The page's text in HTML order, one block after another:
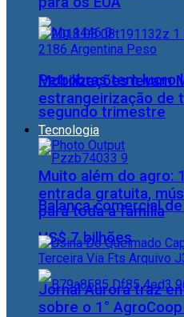
Petrobras tem lucro
segundo trimestre
Balança comercial
US$ 7 bilhões
Mobilizações levam
estrangeirização de
Tecnologia
Muito além do agro:
entrada gratuita,
para toda a família
Jornal Aurora traz
sobre o 1°